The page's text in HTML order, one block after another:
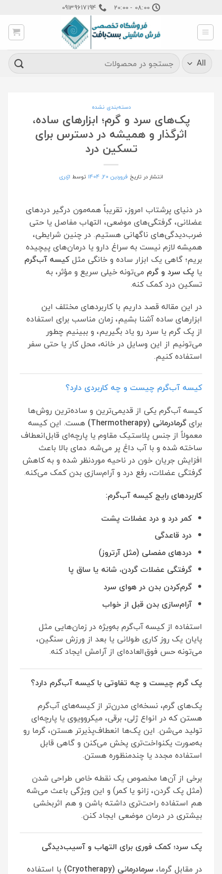
content
08:00 - 20:00
09139617194
جستجو
برای:
دسته‌بندی نشده
پک‌های سرد و گرم؛ ابزارهای ساده،
اثرگذار و همیشه در دسترس برای
تسکین درد
انتشار در تاریخ فروردین 20, 1404 توسط اژدری
در دنیای پرشتاب امروز، تقریباً همه‌مون درگیر دردهای
عضلانی، گرفتگی‌های موضعی، التهاب مفاصل یا حتی
ضرب‌دیدگی‌های ناگهانی هستیم. در چنین شرایطی،
همیشه لازم نیست به سراغ دارو یا درمان‌های پیچیده
بریم؛ گاهی یک ابزار ساده و خانگی مثلکیسه آب‌گرم
یا پک سرد و گرم می‌تونه خیلی سریع و مؤثر، به
تسکین درد کمک کنه.
در این مقاله قصد داریم با کاربردهای مختلف این
ابزارهای ساده آشنا بشیم، زمان مناسب برای استفاده
از پک گرم یا سرد رو یاد بگیریم، و ببینیم چطور
می‌تونیم از این وسایل در خانه، محل کار یا حتی سفر
استفاده کنیم.
کیسه آب‌گرم چیست و چه کاربردی دارد؟
کیسه آب‌گرم یکی از قدیمی‌ترین و ساده‌ترین روش‌ها
برایگرمادرمانی (Thermotherapy)
هست. این کیسه
معمولاً از جنس پلاستیک مقاوم یا پارچه‌ای قابل‌انعطاف
ساخته شده و با آب داغ پر می‌شه. دمای بالا باعث
افزایش جریان خون در ناحیه موردنظر شده و به کاهش
گرفتگی عضلات، رفع درد و آرام‌سازی بدن کمک می‌کنه.
کاربردهای رایج کیسه آب‌گرم:
کمر درد و درد عضلات پشت
درد قاعدگی
دردهای مفصلی (مثل آرتروز)
گرفتگی عضلات گردن، شانه یا ساق پا
گرم‌کردن بدن در هوای سرد
آرام‌سازی بدن قبل از خواب
استفاده از کیسه آب‌گرم به‌ویژه در زمان‌هایی مثل
پایان یک روز کاری طولانی یا بعد از ورزش سنگین،
می‌تونه حس فوق‌العاده‌ای از آرامش ایجاد کنه.
پک گرم چیست و چه تفاوتی با کیسه آب‌گرم دارد؟
پک‌های گرم، نسخه‌ای مدرن‌تر از کیسه‌های آب‌گرم
هستن که در انواع ژلی، برقی، میکروویوی یا پارچه‌ای
تولید می‌شن. این پک‌ها انعطاف‌پذیرتر هستن، گرما رو
به‌صورت یکنواخت‌تری پخش می‌کنن و گاهی قابل
استفاده مجدد یا چندمنظوره هستن.
برخی از آن‌ها مخصوص یک نقطه خاص طراحی شدن
(مثل پک گردن، زانو یا کمر) و این ویژگی باعث می‌شه
هم استفاده راحت‌تری داشته باشن و هم اثربخشی
بیشتری در درمان موضعی ایجاد کنن.
پک سرد؛ کمک فوری برای التهاب و آسیب‌دیدگی
در مقابل گرما، سرمادرمانی (Cryotherapy)
با استفاده